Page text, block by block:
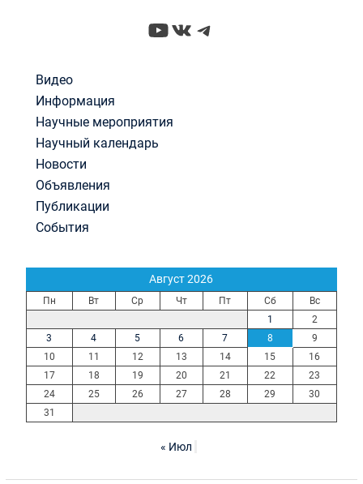
YouTube
ВКонтакте
Telegram
Видео
Информация
Научные мероприятия
Научный календарь
Новости
Объявления
Публикации
События
Август 2026
Пн Вт Ср Чт Пт Сб
Вс
1
2
3
4 5 6 7 8
9
10
11 12 13 14 15
16
17
18 19 20 21 22
23
24
25 26 27 28 29
30
31
« Июл